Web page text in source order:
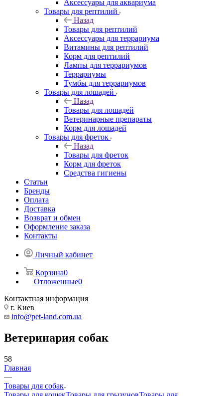
Аксессуары для аквариума
Товары для рептилий
Назад
Товары для рептилий
Аксессуары для террариума
Витамины для рептилий
Корм для рептилий
Лампы для террариумов
Террариумы
Тумбы для террариумов
Товары для лошадей
Назад
Товары для лошадей
Ветеринарные препараты
Корм для лошадей
Товары для фреток
Назад
Товары для фреток
Корм для фреток
Средства гигиены
Статьи
Бренды
Оплата
Доставка
Возврат и обмен
Оформление заказа
Контакты
Личный кабинет
Корзина0
Отложенные0
Контактная информация
г. Киев
info@pet-land.com.ua
Ветеринария собак
58
Главная
—
Товары для собак